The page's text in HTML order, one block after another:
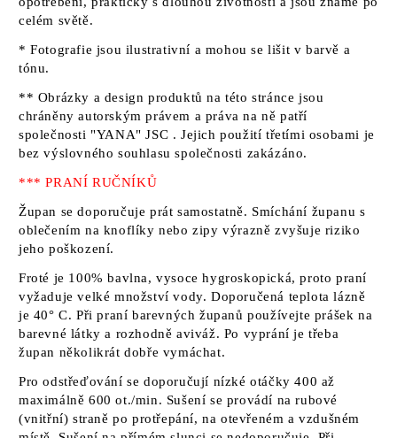
celém světě.
* Fotografie jsou ilustrativní a mohou se lišit v barvě a
tónu.
** Obrázky a design produktů na této stránce jsou
chráněny autorským právem a práva na ně patří
společnosti "YANA" JSC . Jejich použití třetími osobami je
bez výslovného souhlasu společnosti zakázáno.
*** PRANÍ RUČNÍKŮ
Župan se doporučuje prát samostatně. Smíchání županu s
oblečením na knoflíky nebo zipy výrazně zvyšuje riziko
jeho poškození.
Froté je 100% bavlna, vysoce hygroskopická, proto praní
vyžaduje velké množství vody. Doporučená teplota lázně
je 40° C. Při praní barevných županů používejte prášek na
barevné látky a rozhodně aviváž. Po vyprání je třeba
župan několikrát dobře vymáchat.
Pro odstřeďování se doporučují nízké otáčky 400 až
maximálně 600 ot./min. Sušení se provádí na rubové
(vnitřní) straně po protřepání, na otevřeném a vzdušném